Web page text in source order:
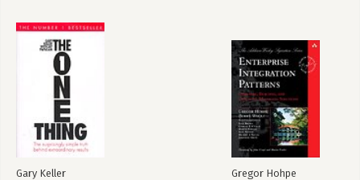
Gary Keller Gregor Hohpe